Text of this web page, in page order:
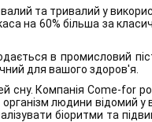
та тривалий у
на 60% більша за
в промисловий
для вашого здоров'я.
сну. Компанія Come-for
людини відомий у
біоритми та